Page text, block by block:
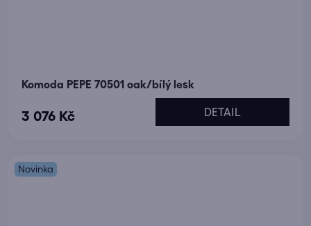
Komoda PEPE 70501 oak/bílý lesk
3 076 Kč DETAIL
Novinka